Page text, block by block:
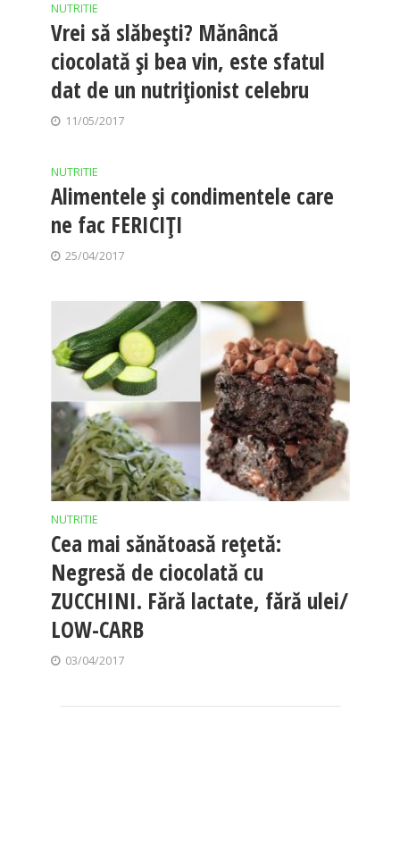
NUTRITIE
Vrei să slăbeşti? Mănâncă
ciocolată și bea vin, este sfatul
dat de un nutriţionist celebru
11/05/2017
NUTRITIE
Alimentele și condimentele care
ne fac FERICIȚI
25/04/2017
NUTRITIE
Cea mai sănătoasă rețetă:
Negresă de ciocolată cu
ZUCCHINI. Fără lactate, fără ulei/
LOW-CARB
03/04/2017